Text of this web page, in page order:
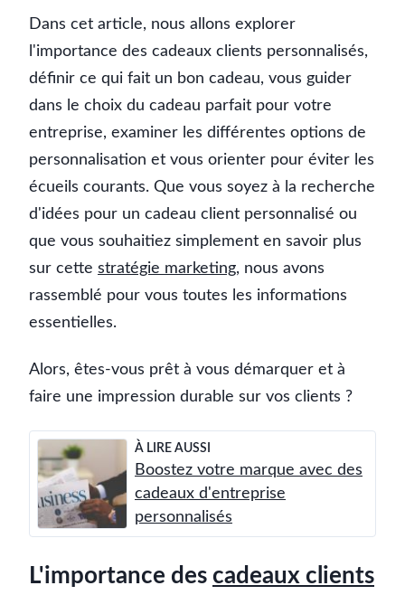
Dans cet article, nous allons explorer
l'importance des cadeaux clients personnalisés,
définir ce qui fait un bon cadeau, vous guider
dans le choix du cadeau parfait pour votre
entreprise, examiner les différentes options de
personnalisation et vous orienter pour éviter les
écueils courants. Que vous soyez à la recherche
d'idées pour un cadeau client personnalisé ou
que vous souhaitiez simplement en savoir plus
sur cette stratégie marketing, nous avons
rassemblé pour vous toutes les informations
essentielles.
Alors, êtes-vous prêt à vous démarquer et à
faire une impression durable sur vos clients ?
À LIRE AUSSI
Boostez votre marque avec des
cadeaux d'entreprise
personnalisés
L'importance des cadeaux clients